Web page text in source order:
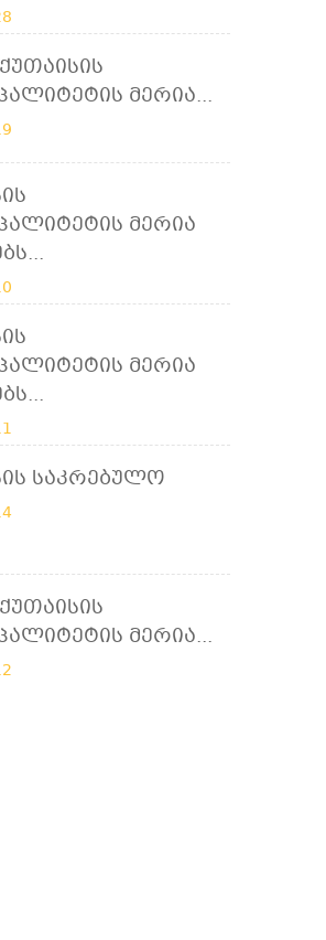
Მერია...
Მერია
Მერია
Საკრებულო
Მერია...